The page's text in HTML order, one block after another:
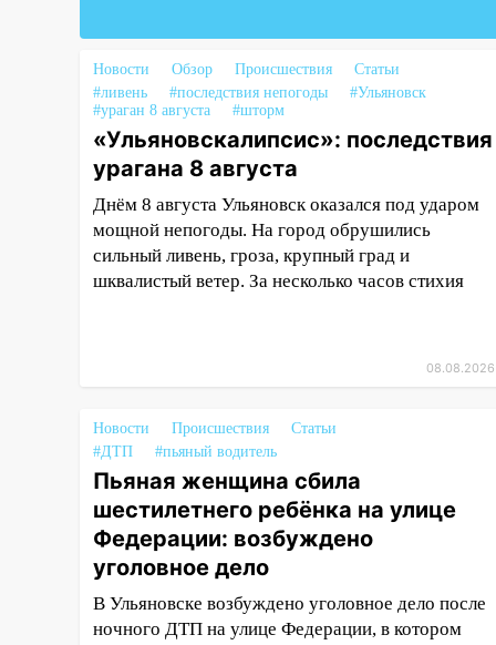
15:17
В колледжи и техникумы
Ульяновской области подали
более 10 тысяч заявлений
15:04 Фоторепортаж с улиц
Ульяновска после шторма:
поваленные деревья и
затопленные улицы
14:28 Ураган вырвал остановку
на улице Деева в Заволжье
пытаются расчистить ливнёвки,
14:16
Шторм продолжает
ломать город: на улице Любови
Шевцовой рухнул светофор
14:14 Студента из Ульяновска
обманули мошенники под
видом преподавателя
14:12 Куда жаловаться
Новости Обзор Происшествия
Статьи
#ливень
#последствия непогоды
#Ульяновск
#ураган 8 августа
#шторм
«Ульяновскалипсис»: последствия
урагана 8 августа
Днём 8 августа Ульяновск оказался под ударом
мощной непогоды. На город обрушились
сильный ливень, гроза, крупный град и
шквалистый ветер. За несколько часов стихия
08.08.2026
Новости Происшествия
Статьи
#ДТП
#пьяный водитель
Пьяная женщина сбила
шестилетнего ребёнка на улице
Федерации: возбуждено
уголовное дело
В Ульяновске возбуждено уголовное дело после
ночного ДТП на улице Федерации, в котором